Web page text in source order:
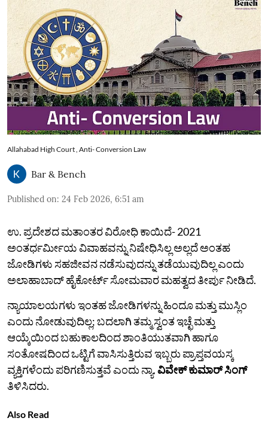
Allahabad High Court , Anti- Conversion Law
Bar & Bench
Published on: 24 Feb 2026, 6:51 am
ಉ. ಪ್ರದೇಶದ ಮತಾಂತರ ವಿರೋಧಿ ಕಾಯಿದೆ- 2021
ಅಂತರ್ಧರ್ಮೀಯ ವಿವಾಹವನ್ನು ನಿಷೇಧಿಸಿಲ್ಲ ಅಲ್ಲದೆ ಅಂತಹ
ಜೋಡಿಗಳು ಸಹಜೀವನ ನಡೆಸುವುದನ್ನು ತಡೆಯುವುದಿಲ್ಲ ಎಂದು
ಅಲಾಹಾಬಾದ್‌ ಹೈಕೋರ್ಟ್‌ ಸೋಮವಾರ ಮಹತ್ವದ ತೀರ್ಪು ನೀಡಿದೆ.
ನ್ಯಾಯಾಲಯಗಳು ಇಂತಹ ಜೋಡಿಗಳನ್ನು ಹಿಂದೂ ಮತ್ತು ಮುಸ್ಲಿಂ
ಎಂದು ನೋಡುವುದಿಲ್ಲ; ಬದಲಾಗಿ ತಮ್ಮ ಸ್ವಂತ ಇಚ್ಛೆ ಮತ್ತು
ಆಯ್ಕೆಯಿಂದ ಬಹುಕಾಲದಿಂದ ಶಾಂತಿಯುತವಾಗಿ ಹಾಗೂ
ಸಂತೋಷದಿಂದ ಒಟ್ಟಿಗೆ ವಾಸಿಸುತ್ತಿರುವ ಇಬ್ಬರು ಪ್ರಾಪ್ತವಯಸ್ಕ
ವ್ಯಕ್ತಿಗಳೆಂದು ಪರಿಗಣಿಸುತ್ತವೆ ಎಂದು ನ್ಯಾ.ವಿವೇಕ್‌ ಕುಮಾರ್‌ ಸಿಂಗ್‌
ತಿಳಿಸಿದರು.
Also Read